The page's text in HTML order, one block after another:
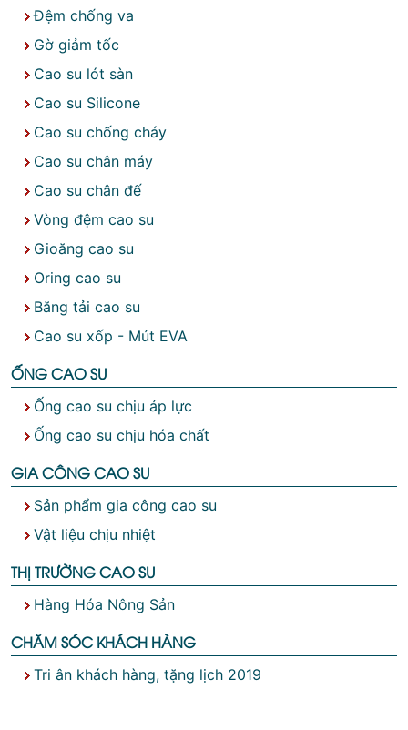
Đệm chống va
Gờ giảm tốc
Cao su lót sàn
Cao su Silicone
Cao su chống cháy
Cao su chân máy
Cao su chân đế
Vòng đệm cao su
Gioăng cao su
Oring cao su
Băng tải cao su
Cao su xốp - Mút EVA
ỐNG CAO SU
Ống cao su chịu áp lực
Ống cao su chịu hóa chất
GIA CÔNG CAO SU
Sản phẩm gia công cao su
Vật liệu chịu nhiệt
THỊ TRƯỜNG CAO SU
Hàng Hóa Nông Sản
CHĂM SÓC KHÁCH HÀNG
Tri ân khách hàng, tặng lịch 2019